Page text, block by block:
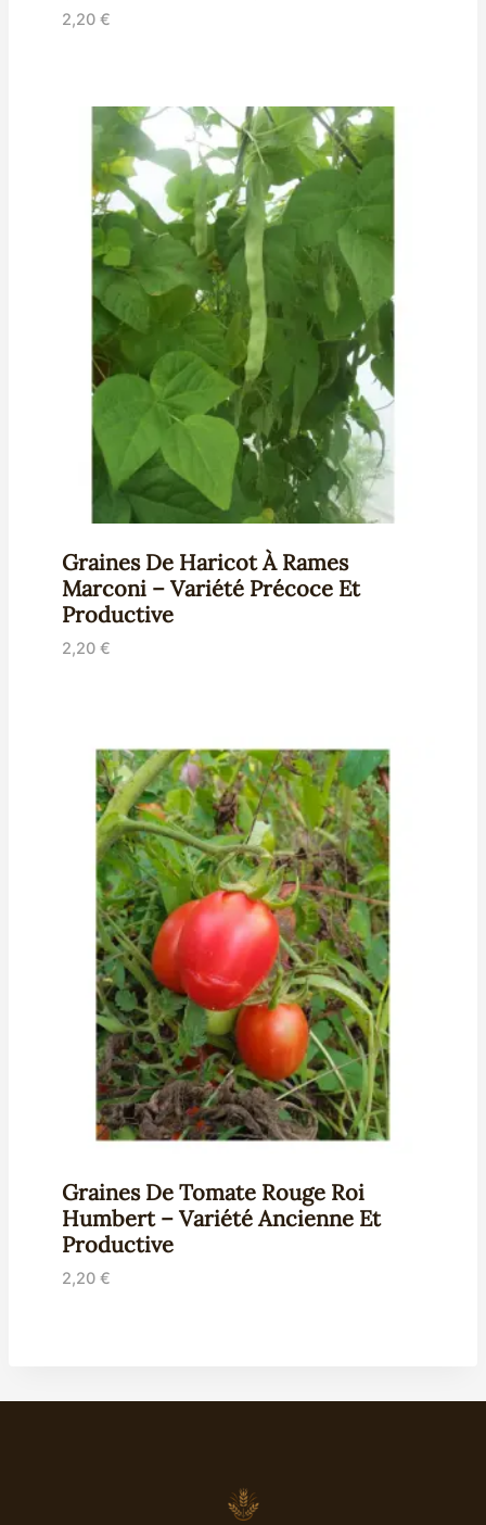
2,20 €
Graines De Haricot À Rames
Marconi – Variété Précoce Et
Productive
2,20 €
Graines De Tomate Rouge Roi
Humbert – Variété Ancienne Et
Productive
2,20 €